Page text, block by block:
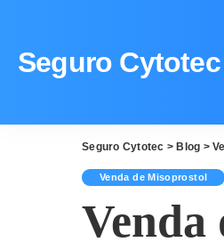
Seguro Cytotec
Seguro Cytotec > Blog >
Venda de Misoprostol
Venda